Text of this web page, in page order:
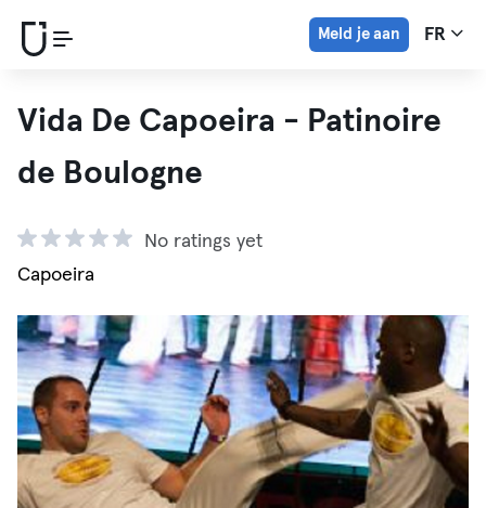
Meld je aan FR
Vida De Capoeira - Patinoire
de Boulogne
No ratings yet
Capoeira